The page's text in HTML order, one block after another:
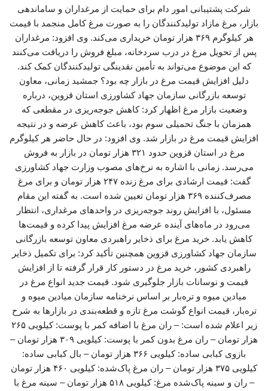
شرکت پشتیبانی امور دام برای حمایت از مرغداران و ساماندهی
بازار، مرغ مازاد تولیدکنندگان را به صورت مرغ کامل منجمد با قیمت
هر کیلوگرم ۳۶۹ هزار تومان خریداری می‌کند. وی افزود: مرغداران
پس از تحویل مرغ در درب سردخانه، مبلغ فروش را دریافت می‌کنند
که این موضوع می‌تواند به تأمین نقدینگی تولیدکنندگان کمک کند.
دلیل افزایش قیمت مرغ در بازار چه بود؟ جمشید زمانی، معاون
توسعه بازرگانی سازمان جهاد کشاورزی استان قزوین، درباره
وضعیت بازار مرغ اظهار کرد: کاهش جوجه‌ریزی در مقطعی که
همزمان با جنگ تحمیلی سوم بود، باعث کاهش عرضه و در نتیجه
افزایش قیمت مرغ در بازار شد. وی افزود: در حال حاضر هر کیلوگرم
مرغ در استان قزوین حدود ۳۲۱ هزار تومان در بازار به فروش
می‌رسد. زمانی با اشاره به نرخ‌های مصوب وزارت جهاد کشاورزی
گفت: قیمت ارشادی برای مرغ زنده ۲۴۷ هزار تومان و برای مرغ
مصرف‌کننده ۳۶۹ هزار تومان تعیین شده است. به گفته این مقام
مسئول، با افزایش روند جوجه‌ریزی در واحدهای مرغداری، انتظار
می‌رود در ماه‌های آینده عرضه مرغ افزایش پیدا کرده و قیمت‌ها
کاهش یابد. خرید مرغ برای ذخایر راهبردی معاون توسعه بازرگانی
سازمان جهاد کشاورزی قزوین همچنین تأکید کرد: برای تکمیل ذخایر
راهبردی کشور، خرید مرغ در دستور کار قرار گرفته تا از افزایش
قیمت و نوسانات بازار جلوگیری شود. قیمت جدید انواع مرغ در
میادین میوه و تره‌بار بر اساس نرخنامه سازمان میادین میوه و
تره‌بار، قیمت انواع گوشت مرغ تازه و قطعه‌بندی در بازارها به شرح
زیر اعلام شده است: – ران مرغ با اضافه کمر با پوست: کیلویی ۲۶۵
هزار تومان – ران مرغ بدون کمر با پوست: کیلویی ۳۰۹ هزار تومان –
بازوی کبابی ساده: کیلویی ۳۶۶ هزار تومان – بال کبابی ساده:
کیلویی ۳۷۵ هزار تومان – ران مرغ پاک‌شده: کیلویی ۴۶۰ هزار تومان
– ران و سینه پاک‌شده مرغ: کیلویی ۵۱۸ هزار تومان – سینه مرغ با